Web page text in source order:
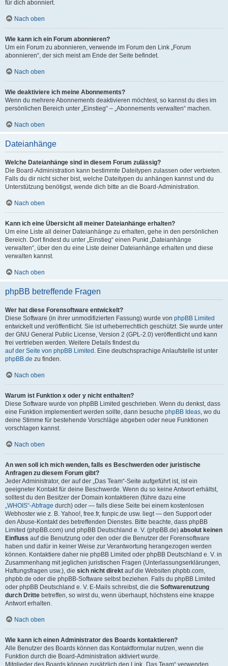
für dich abonniert.
Nach oben
Wie kann ich ein Forum abonnieren?
Um ein Forum zu abonnieren, verwende im Forum den Link „Forum
abonnieren“, der sich meist am Ende der Seite befindet.
Nach oben
Wie deaktiviere ich meine Abonnements?
Wenn du mehrere Abonnements deaktivieren möchtest, so kannst du dies im
persönlichen Bereich unter „Einstieg“ – „Abonnements verwalten“ machen.
Nach oben
Dateianhänge
Welche Dateianhänge sind in diesem Forum zulässig?
Die Board-Administration kann bestimmte Dateitypen zulassen oder verbieten.
Falls du dir nicht sicher bist, welche Dateitypen du anhängen kannst und du
Unterstützung benötigst, wende dich bitte an die Board-Administration.
Nach oben
Kann ich eine Übersicht all meiner Dateianhänge erhalten?
Um eine Liste all deiner Dateianhänge zu erhalten, gehe in den persönlichen
Bereich. Dort findest du unter „Einstieg“ einen Punkt „Dateianhänge
verwalten“, über den du eine Liste deiner Dateianhänge erhalten und diese
verwalten kannst.
Nach oben
phpBB betreffende Fragen
Wer hat diese Forensoftware entwickelt?
Diese Software (in ihrer unmodifizierten Fassung) wurde von phpBB Limited
entwickelt und veröffentlicht. Sie ist urheberrechtlich geschützt. Sie wurde unter
der GNU General Public License, Version 2 (GPL-2.0) veröffentlicht und kann
frei vertrieben werden. Weitere Details findest du
auf der Seite von phpBB Limited . Eine deutschsprachige Anlaufstelle ist unter
phpBB.de zu finden.
Nach oben
Warum ist Funktion x oder y nicht enthalten?
Diese Software wurde von phpBB Limited geschrieben. Wenn du denkst, dass
eine Funktion implementiert werden sollte, dann besuche phpBB Ideas, wo du
deine Stimme für bestehende Vorschläge abgeben oder neue Funktionen
vorschlagen kannst.
Nach oben
An wen soll ich mich wenden, falls es Beschwerden oder juristische
Anfragen zu diesem Forum gibt?
Jeder Administrator, der auf der „Das Team“-Seite aufgeführt ist, ist ein
geeigneter Kontakt für deine Beschwerde. Wenn du so keine Antwort erhältst,
solltest du den Besitzer der Domain kontaktieren (führe dazu eine
„WHOIS“-Abfrage durch) oder — falls diese Seite bei einem kostenlosen
Webhoster wie z. B. Yahoo!, free.fr, funpic.de usw. liegt — den Support oder
den Abuse-Kontakt des betreffenden Dienstes. Bitte beachte, dass phpBB
Limited (phpBB.com) und phpBB Deutschland e. V. (phpBB.de) absolut keinen
Einfluss auf die Benutzung oder den oder die Benutzer der Forensoftware
haben und dafür in keiner Weise zur Verantwortung herangezogen werden
können. Kontaktiere daher nie phpBB Limited oder phpBB Deutschland e. V. in
Zusammenhang mit jeglichen juristischen Fragen (Unterlassungserklärungen,
Haftungsfragen usw.), die sich nicht direkt auf die Websiten phpbb.com,
phpbb.de oder die phpBB-Software selbst beziehen. Falls du phpBB Limited
oder phpBB Deutschland e. V. E-Mails schreibst, die die Softwarenutzung
durch Dritte betreffen, so wirst du, wenn überhaupt, höchstens eine knappe
Antwort erhalten.
Nach oben
Wie kann ich einen Administrator des Boards kontaktieren?
Alle Benutzer des Boards können das Kontaktformular nutzen, wenn die
Funktion durch die Board-Administration aktiviert wurde.
Mitglieder des Boards können zusätzlich den Link „Das Team“ verwenden.